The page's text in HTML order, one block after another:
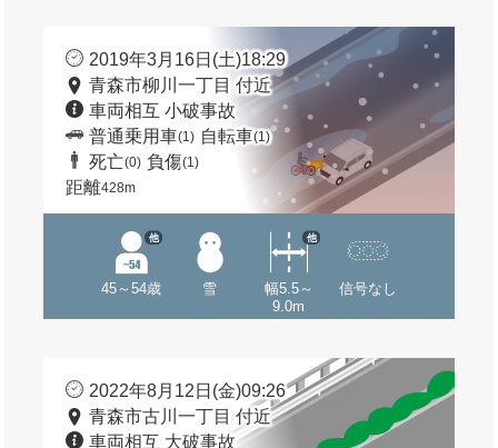
2019年3月16日(土)18:29
青森市柳川一丁目 付近
車両相互 小破事故
普通乗用車(1) 自転車(1)
死亡(0) 負傷(1)
距離428m
45～54歳
他
雪
幅5.5～
9.0m
他
信号なし
2022年8月12日(金)09:26
青森市古川一丁目 付近
車両相互 大破事故